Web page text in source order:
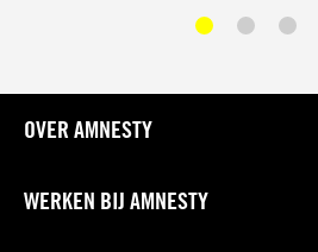
OVER AMNESTY
WERKEN BIJ AMNESTY